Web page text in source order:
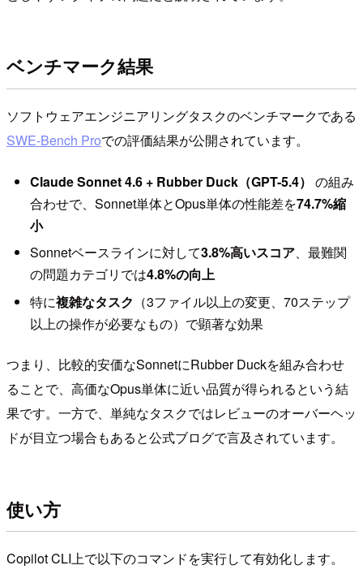
ベンチマーク結果
ソフトウェアエンジニアリングタスクのベンチマークである
SWE-Bench Proでの評価結果が公開されています。
Claude Sonnet 4.6 + Rubber Duck（GPT-5.4） の組み
合わせで、Sonnet単体とOpus単体の性能差を74.7%縮
小
Sonnetベースラインに対して3.8%高いスコア、最難関
の問題カテゴリでは4.8%の向上
特に複雑なタスク （3ファイル以上の変更、70ステップ
以上の操作が必要なもの）で顕著な効果
つまり、比較的安価なSonnetにRubber Duckを組み合わせ
ることで、高価なOpus単体に近い品質が得られるという結
果です。一方で、単純なタスクではレビューのオーバーヘッ
ドが目立つ場合もあると公式ブログで言及されています。
使い方
Copilot CLI上で以下のコマンドを実行して有効化します。